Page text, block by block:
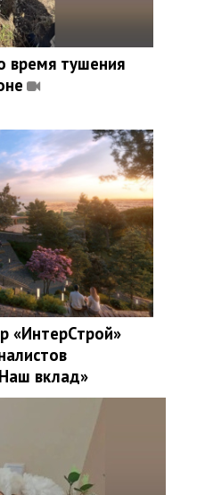
время тушения
«ИнтерСтрой»
вклад»